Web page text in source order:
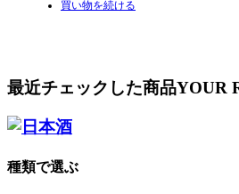
買い物を続ける
最近チェックした商品YOUR
種類で選ぶ